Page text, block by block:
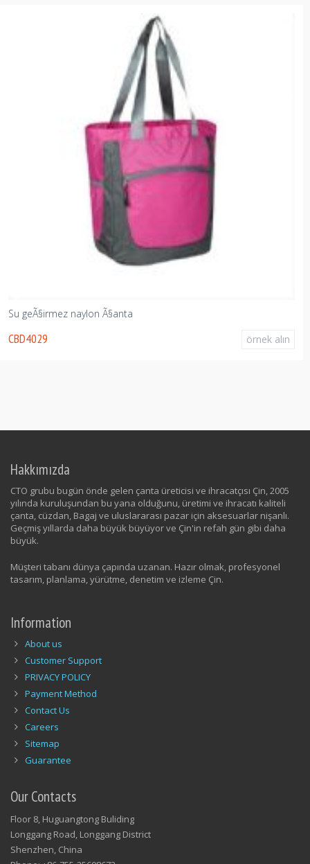
Su geÃ§irmez naylon Ã§anta
CBD4029 örnek alın
Hakkımızda
CTO grubu bugün önde gelen çanta üreticisi ve ihracatçısı Çin, 2005
yılında kuruluşundan bu yana olduğunu, üretimi ve ihracatı kaliteli
çanta, cüzdan, Bagaj ve uluslararası pazar için aksesuarlar nişanlı.
Geçmiş yıllarda daha büyük büyüyor ve Çin'in refah gün gibi daha
büyük.
Müşteri tabanı dünya çapında uzanan. Hazır olmak, profesyonel
tasarım, planlama, yürütme, denetim ve izleme Çin.
Information
About us
Customer Support
PRIVACY POLICY
Payment Method
Contact Us
Careers
Sitemap
Guarantee
Our Contacts
Floor 8, Huguangtong Buliding
Longgang Road, Longgang District
Shenzhen, China